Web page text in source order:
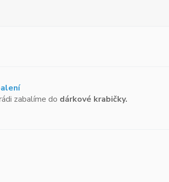
zabalíme do dárkové krabičky.